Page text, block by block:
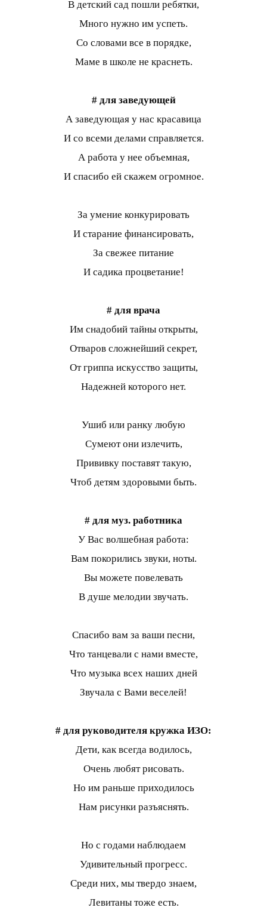
В детский сад пошли ребятки,
Много нужно им успеть.
Со словами все в порядке,
Маме в школе не краснеть.
# для заведующей
А заведующая у нас красавица
И со всеми делами справляется.
А работа у нее объемная,
И спасибо ей скажем огромное.
За умение конкурировать
И старание финансировать,
За свежее питание
И садика процветание!
# для врача
Им снадобий тайны открыты,
Отваров сложнейший секрет,
От гриппа искусство защиты,
Надежней которого нет.
Ушиб или ранку любую
Сумеют они излечить,
Прививку поставят такую,
Чтоб детям здоровыми быть.
# для муз. работника
У Вас волшебная работа:
Вам покорились звуки, ноты.
Вы можете повелевать
В душе мелодии звучать.
Спасибо вам за ваши песни,
Что танцевали с нами вместе,
Что музыка всех наших дней
Звучала с Вами веселей!
# для руководителя кружка ИЗО:
Дети, как всегда водилось,
Очень любят рисовать.
Но им раньше приходилось
Нам рисунки разъяснять.
Но с годами наблюдаем
Удивительный прогресс.
Среди них, мы твердо знаем,
Левитаны тоже есть.